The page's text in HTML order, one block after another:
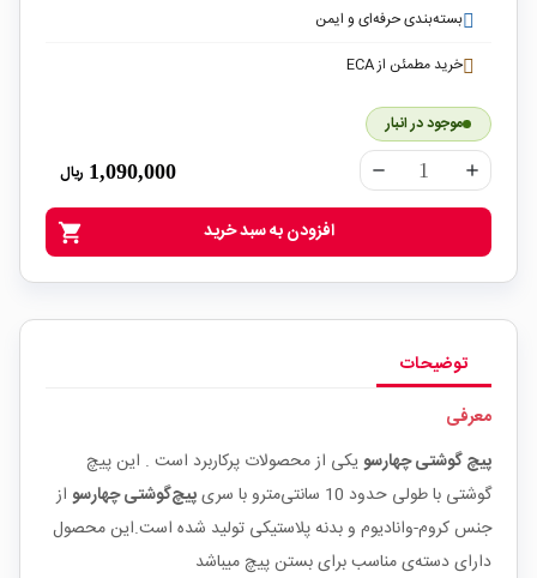
بسته‌بندی حرفه‌ای و ایمن
خرید مطمئن از ECA
موجود در انبار
remove add
1,090,000 ریال
shopping_cart افزودن به سبد خرید
توضیحات
معرفی
پیچ گوشتیچهارسویکی از محصولات پرکاربرد است . این پیچ
گوشتی با طولی حدود 10
سانتی‌مترو با سریپیچ‌گوشتی چهارسو از
جنسکروم-وانادیوم و بدنه پلاستیکی تولید شده است.این محصول
دارای دسته‌ی مناسب برای بستن پیچ میباشد